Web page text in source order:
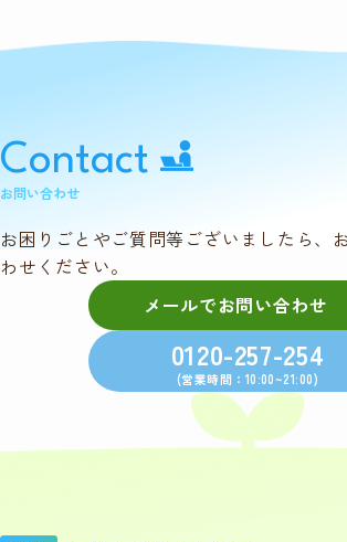
Contact
お問い合わせ
お困りごとやご質問等ございましたら、
わせください。
メールでお問い合わせ
0120-257-254
(営業時間：10:00~21:00)